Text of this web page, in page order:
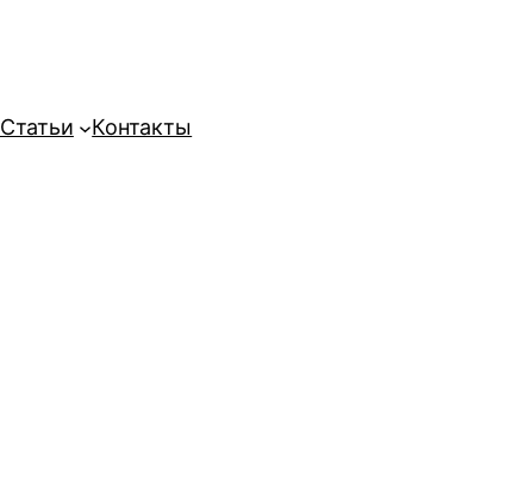
Статьи Контакты